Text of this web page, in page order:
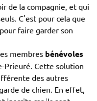
de la compagnie, et qui
C'est pour cela que
faire garder son
membres bénévoles
Prieuré. Cette solution
des autres
de chien. En effet,